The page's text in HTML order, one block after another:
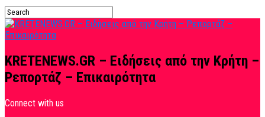
KRETENEWS.GR – Ειδήσεις από την Κρήτη –
Ρεπορτάζ – Επικαιρότητα
Connect with us